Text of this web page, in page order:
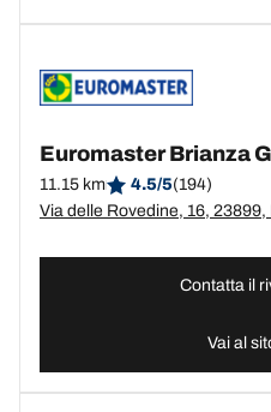
Euromaster Brianza
11.15 km 4.5/5(194)
Via delle Rovedine, 16,
Contatta il
Vai al